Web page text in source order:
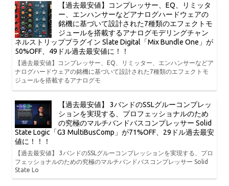
【過去最安値】コンプレッサー、EQ、リミッタ
ー、エンハンサーなどアナログハードウェアの
銘機に基づいて設計された7種類のエフェクトモ
ジュールを搭載するアナログモデリングチャン
ネルストリッププラグイン Slate Digital「Mix Bundle One」が
50%OFF、49ドル過去最安値に！！
【過去最安値】コンプレッサー、EQ、リミッター、エンハンサーなどア
ナログハードウェアの銘機に基づいて設計された7種類のエフェクトモ
ジュールを搭載するアナログモ
【過去最安値】 3バンドのSSLグルーコンプレッ
ションを実現する、プロフェッショナルのため
の究極のマルチバンドバスコンプレッサー Solid
State Logic「G3 MultiBusComp」が71%OFF、29ドル過去最安
値に！！！
【過去最安値】 3バンドのSSLグルーコンプレッションを実現する、プロ
フェッショナルのための究極のマルチバンドバスコンプレッサー Solid
State Lo